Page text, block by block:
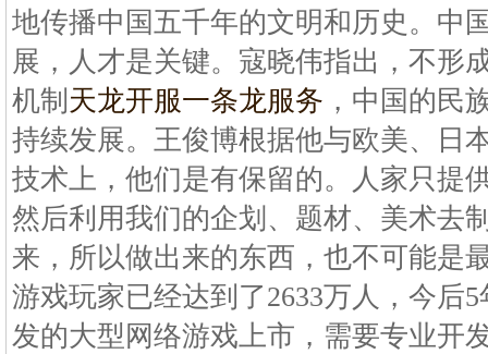
地传播中国五千年的文明和历史。中
展，人才是关键。寇晓伟指出，不形
机制 天龙开服一条龙服务 ，中国的民
持续发展。王俊博根据他与欧美、日
技术上，他们是有保留的。人家只提
然后利用我们的企划、题材、美术去
来，所以做出来的东西，也不可能是
游戏玩家已经达到了2633万人，今后
发的大型网络游戏上市，需要专业开